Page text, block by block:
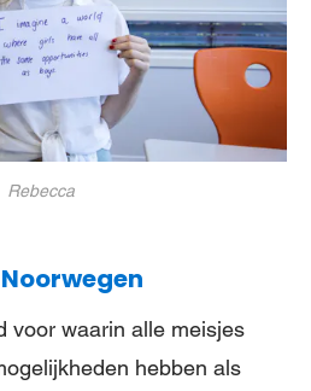
Rebecca
voor waarin alle meisjes
hebben als